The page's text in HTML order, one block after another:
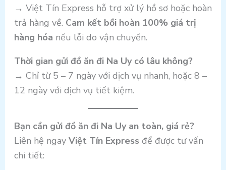
→ Việt Tín Express hỗ trợ xử lý hồ sơ hoặc hoàn
trả hàng về. Cam kết bồi hoàn 100% giá trị
hàng hóa nếu lỗi do vận chuyển.
Thời gian gửi đồ ăn đi Na Uy có lâu không?
→ Chỉ từ 5 – 7 ngày với dịch vụ nhanh, hoặc 8 –
12 ngày với dịch vụ tiết kiệm.
Bạn cần gửi đồ ăn đi Na Uy an toàn, giá rẻ?
Liên hệ ngay Việt Tín Expressđể được tư vấn
chi tiết: